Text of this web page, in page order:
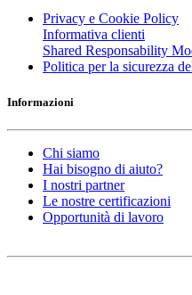
Privacy e Cookie Policy
Informativa clienti
Shared Responsability
Politica per la sicurezza
Informazioni
Chi siamo
Hai bisogno di aiuto?
I nostri partner
Le nostre certificazioni
Opportunità di lavoro